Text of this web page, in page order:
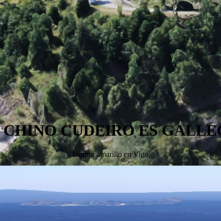
CHINO CUDEIRO ES
Humor amarillo en Vigo